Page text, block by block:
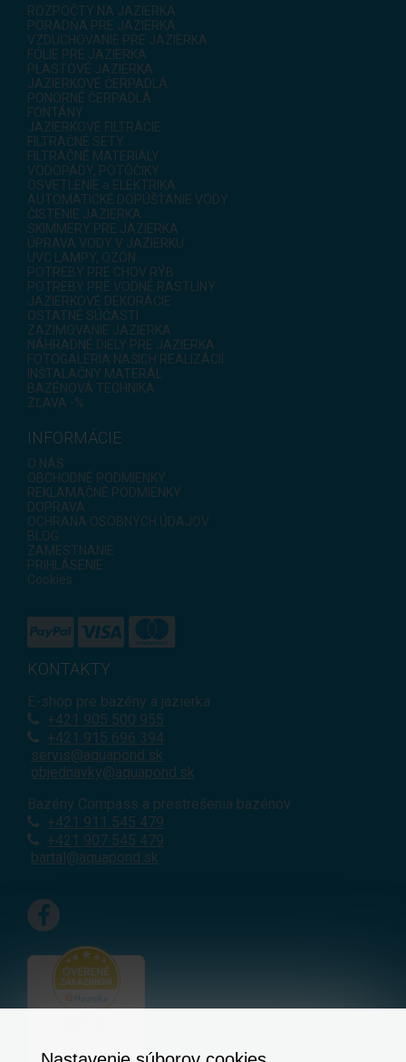
ROZPOČTY NA JAZIERKA
PORADŇA PRE JAZIERKA
VZDUCHOVANIE PRE JAZIERKA
FÓLIE PRE JAZIERKA
PLASTOVÉ JAZIERKA
JAZIERKOVÉ ČERPADLÁ
PONORNÉ ČERPADLÁ
FONTÁNY
JAZIERKOVÉ FILTRÁCIE
FILTRAČNÉ SETY
FILTRAČNÉ MATERIÁLY
VODOPÁDY, POTÔČIKY
OSVETLENIE a ELEKTRIKA
AUTOMATICKÉ DOPÚŠŤANIE VODY
ČISTENIE JAZIERKA
SKIMMERY PRE JAZIERKA
ÚPRAVA VODY V JAZIERKU
UVC LAMPY, OZÓN
POTREBY PRE CHOV RÝB
POTREBY PRE VODNÉ RASTLINY
JAZIERKOVÉ DEKORÁCIE
OSTATNÉ SÚČASTI
ZAZIMOVANIE JAZIERKA
NÁHRADNÉ DIELY PRE JAZIERKA
FOTOGALÉRIA NAŠICH REALIZÁCIÍ
INŠTALAČNÝ MATERÁL
BAZÉNOVÁ TECHNIKA
ZĽAVA -%
INFORMÁCIE
O NÁS
OBCHODNÉ PODMIENKY
REKLAMAČNÉ PODMIENKY
DOPRAVA
OCHRANA OSOBNÝCH ÚDAJOV
BLOG
ZAMESTNANIE
PRIHLÁSENIE
Cookies
KONTAKTY
E-shop pre bazény a jazierka
+421 905 500 955
+421 915 696 394
servis@aquapond.sk
objednavky@aquapond.sk
Bazény Compass a prestrešenia bazénov
+421 911 545 479
+421 907 545 479
bartal@aquapond.sk